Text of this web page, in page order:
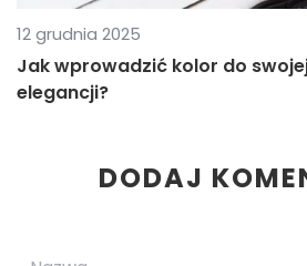
12 grudnia 2025
Jak wprowadzić kolor do
elegancji?
DODAJ